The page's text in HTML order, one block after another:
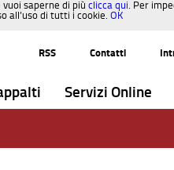
saperne di più clicca qui. Per
all’uso di tutti i cookie. OK
RSS
Contatti
Servizi Online